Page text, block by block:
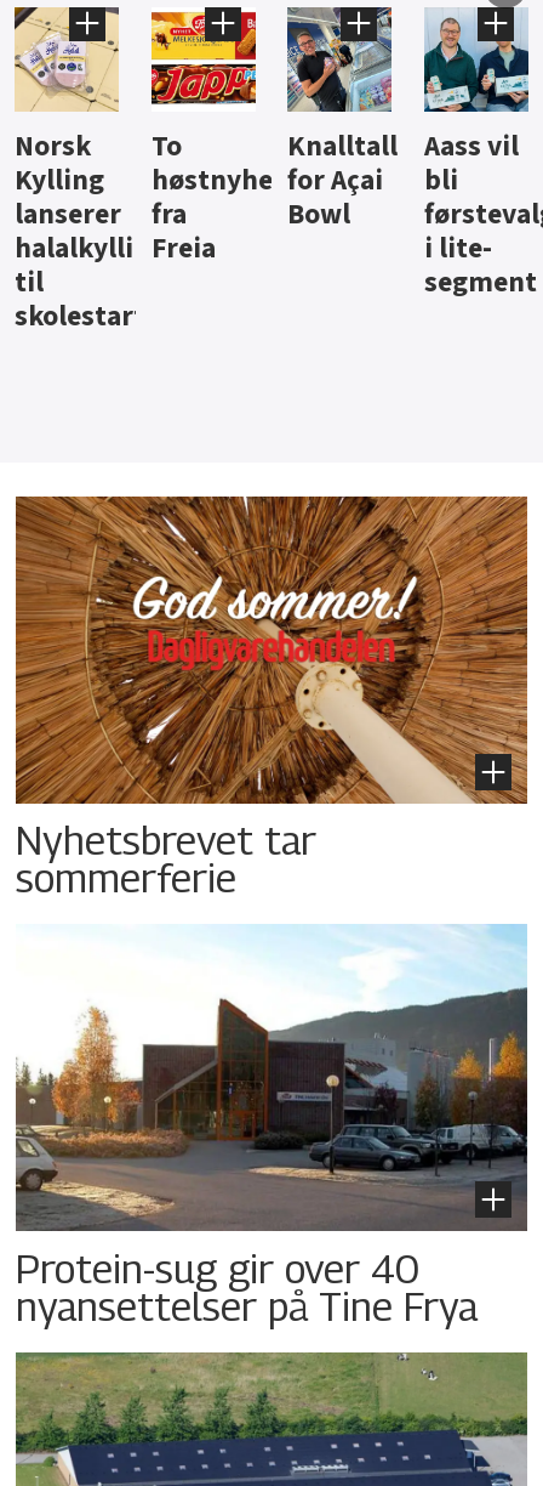
Knalltall
for Açai
Bowl
Aass vil
bli
førstevalg
i lite-
Brus og
jus fra
Berentsen
Hard
iste fra
Hansa
Nyhetsbrevet tar
sommerferie
Protein-sug gir over 40
nyansettelser på Tine Frya